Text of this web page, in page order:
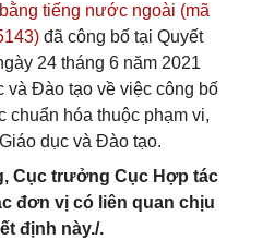
tiếng nước ngoài (mã
đã công bố tại Quyết
24 tháng 6 năm 2021
và Đào tạo về việc công bố
chuẩn hóa thuộc phạm vi,
dục và Đào tạo.
Cục trưởng Cục Hợp tác
đơn vị có liên quan chịu
định này./.